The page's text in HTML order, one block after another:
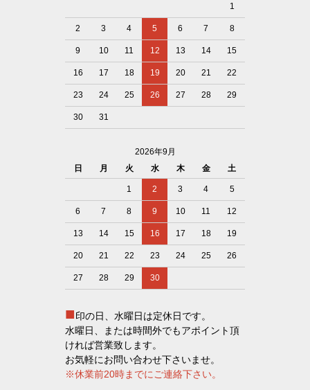
1
2 3 4 5 6 7 8
9 10 11 12 13 14 15
16 17 18 19 20 21 22
23 24 25 26 27 28 29
30 31
2026年9月
日
月 火 水 木 金 土
1 2 3 4 5
6 7 8 9 10 11 12
13 14 15 16 17 18 19
20 21 22 23 24 25 26
27 28 29 30
■印の日、水曜日は定休日です。
水曜日、または時間外でもアポイント頂
ければ営業致します。
お気軽にお問い合わせ下さいませ。
※休業前20時までにご連絡下さい。